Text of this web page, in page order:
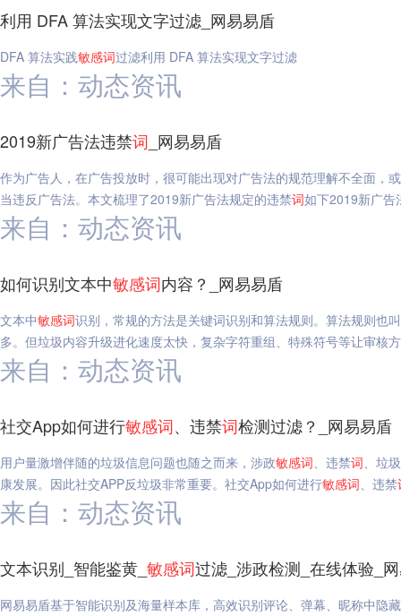
利用 DFA 算法实现文字过滤_网易易盾
DFA 算法实践敏感词过滤利用 DFA 算法实现文字过滤
来自：动态资讯
2019新广告法违禁词 _网易易盾
作为广告人，在广告投放时，很可能出现对广告法的规范理解不全面，
当违反广告法。本文梳理了2019新广告法规定的违禁词如下2019新广告
来自：动态资讯
如何识别文本中敏感词内容？_网易易盾
文本中敏感词识别，常规的方法是关键词识别和算法规则。算法规则也
多。但垃圾内容升级进化速度太快，复杂字符重组、特殊符号等让审核
来自：动态资讯
社交App如何进行敏感词、违禁词检测过滤？_网易易盾
用户量激增伴随的垃圾信息问题也随之而来，涉政敏感词、违禁词、垃
康发展。因此社交APP反垃圾非常重要。社交App如何进行敏感词、违禁
来自：动态资讯
文本识别_智能鉴黄_ 敏感词过滤_涉政检测_在线体验_
网易易盾基于智能识别及海量样本库，高效识别评论、弹幕、昵称中